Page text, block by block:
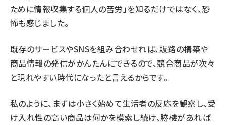
ために情報収集する個人の苦労」を知るだけではなく、恐
怖も感じました。
既存のサービスやSNSを組み合わせれば、販路の構築や
商品情報の発信がかんたんにできるので、競合商品が次々
と現れやすい時代になったと言えるからです。
私のように、まずは小さく始めて生活者の反応を観察し、受
け入れ性の高い商品は何かを模索し続け、勝機があれば